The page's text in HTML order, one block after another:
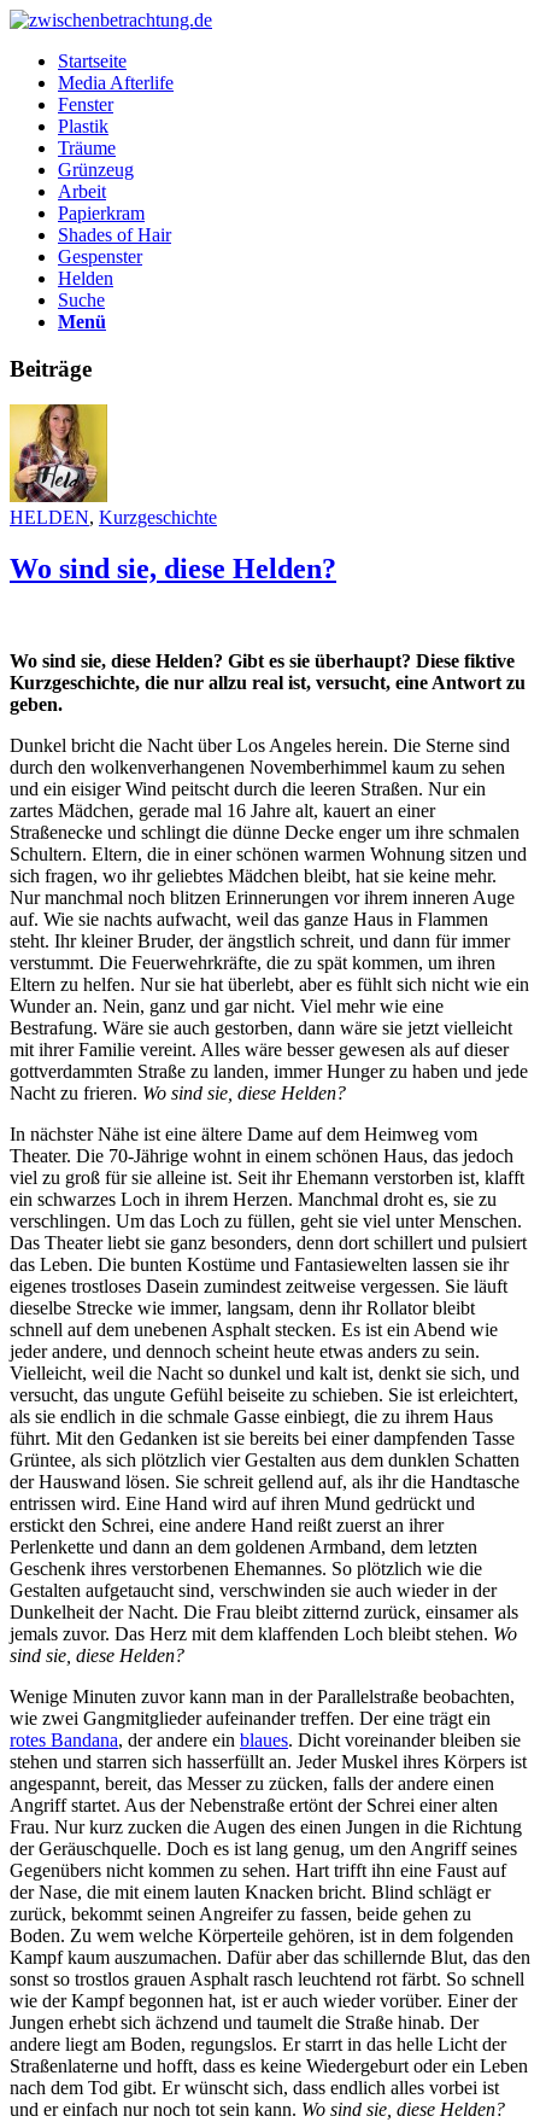
Startseite
Media Afterlife
Fenster
Plastik
Träume
Grünzeug
Arbeit
Papierkram
Shades of Hair
Gespenster
Helden
Suche
Menü
Beiträge
HELDEN, Kurzgeschichte
Wo sind sie, diese Helden?
Wo sind sie, diese Helden? Gibt es sie überhaupt? Diese fiktive
Kurzgeschichte, die nur allzu real ist, versucht, eine Antwort zu
geben.
Dunkel bricht die Nacht über Los Angeles herein. Die Sterne sind
durch den wolkenverhangenen Novemberhimmel kaum zu sehen
und ein eisiger Wind peitscht durch die leeren Straßen. Nur ein
zartes Mädchen, gerade mal 16 Jahre alt, kauert an einer
Straßenecke und schlingt die dünne Decke enger um ihre schmalen
Schultern. Eltern, die in einer schönen warmen Wohnung sitzen und
sich fragen, wo ihr geliebtes Mädchen bleibt, hat sie keine mehr.
Nur manchmal noch blitzen Erinnerungen vor ihrem inneren Auge
auf. Wie sie nachts aufwacht, weil das ganze Haus in Flammen
steht. Ihr kleiner Bruder, der ängstlich schreit, und dann für immer
verstummt. Die Feuerwehrkräfte, die zu spät kommen, um ihren
Eltern zu helfen. Nur sie hat überlebt, aber es fühlt sich nicht wie ein
Wunder an. Nein, ganz und gar nicht. Viel mehr wie eine
Bestrafung. Wäre sie auch gestorben, dann wäre sie jetzt vielleicht
mit ihrer Familie vereint. Alles wäre besser gewesen als auf dieser
gottverdammten Straße zu landen, immer Hunger zu haben und jede
Nacht zu frieren. Wo sind sie, diese Helden?
In nächster Nähe ist eine ältere Dame auf dem Heimweg vom
Theater. Die 70-Jährige wohnt in einem schönen Haus, das jedoch
viel zu groß für sie alleine ist. Seit ihr Ehemann verstorben ist, klafft
ein schwarzes Loch in ihrem Herzen. Manchmal droht es, sie zu
verschlingen. Um das Loch zu füllen, geht sie viel unter Menschen.
Das Theater liebt sie ganz besonders, denn dort schillert und pulsiert
das Leben. Die bunten Kostüme und Fantasiewelten lassen sie ihr
eigenes trostloses Dasein zumindest zeitweise vergessen. Sie läuft
dieselbe Strecke wie immer, langsam, denn ihr Rollator bleibt
schnell auf dem unebenen Asphalt stecken. Es ist ein Abend wie
jeder andere, und dennoch scheint heute etwas anders zu sein.
Vielleicht, weil die Nacht so dunkel und kalt ist, denkt sie sich, und
versucht, das ungute Gefühl beiseite zu schieben. Sie ist erleichtert,
als sie endlich in die schmale Gasse einbiegt, die zu ihrem Haus
führt. Mit den Gedanken ist sie bereits bei einer dampfenden Tasse
Grüntee, als sich plötzlich vier Gestalten aus dem dunklen Schatten
der Hauswand lösen. Sie schreit gellend auf, als ihr die Handtasche
entrissen wird. Eine Hand wird auf ihren Mund gedrückt und
erstickt den Schrei, eine andere Hand reißt zuerst an ihrer
Perlenkette und dann an dem goldenen Armband, dem letzten
Geschenk ihres verstorbenen Ehemannes. So plötzlich wie die
Gestalten aufgetaucht sind, verschwinden sie auch wieder in der
Dunkelheit der Nacht. Die Frau bleibt zitternd zurück, einsamer als
jemals zuvor. Das Herz mit dem klaffenden Loch bleibt stehen. Wo
sind sie, diese Helden?
Wenige Minuten zuvor kann man in der Parallelstraße beobachten,
wie zwei Gangmitglieder aufeinander treffen. Der eine trägt ein
rotes Bandana, der andere ein blaues. Dicht voreinander bleiben sie
stehen und starren sich hasserfüllt an. Jeder Muskel ihres Körpers ist
angespannt, bereit, das Messer zu zücken, falls der andere einen
Angriff startet. Aus der Nebenstraße ertönt der Schrei einer alten
Frau. Nur kurz zucken die Augen des einen Jungen in die Richtung
der Geräuschquelle. Doch es ist lang genug, um den Angriff seines
Gegenübers nicht kommen zu sehen. Hart trifft ihn eine Faust auf
der Nase, die mit einem lauten Knacken bricht. Blind schlägt er
zurück, bekommt seinen Angreifer zu fassen, beide gehen zu
Boden. Zu wem welche Körperteile gehören, ist in dem folgenden
Kampf kaum auszumachen. Dafür aber das schillernde Blut, das den
sonst so trostlos grauen Asphalt rasch leuchtend rot färbt. So schnell
wie der Kampf begonnen hat, ist er auch wieder vorüber. Einer der
Jungen erhebt sich ächzend und taumelt die Straße hinab. Der
andere liegt am Boden, regungslos. Er starrt in das helle Licht der
Straßenlaterne und hofft, dass es keine Wiedergeburt oder ein Leben
nach dem Tod gibt. Er wünscht sich, dass endlich alles vorbei ist
und er einfach nur noch tot sein kann. Wo sind sie, diese Helden?